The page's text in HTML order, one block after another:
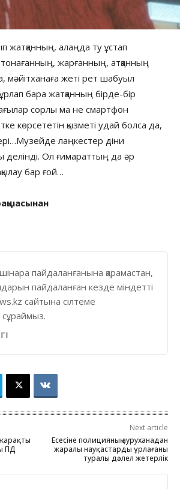
жатқанның, алаңда ту ұстап
жарғанның, атқанның
мәйітханаға жеті рет шабуыл
бара жатқанның бірде-бір
сорлы ма не смартфон
көрсететін қызметі удай болса да,
лаңкестер діни
делінді. Ол ғимараттың да әр
бар ғой…
пайдаланғанына қарамастан,
пайдаланған кезде міндетті
сайтына сілтеме
ПД
Next article
Есесіне полицияның ауруханадан
жаралы науқастарды ұрлағаны
туралы дәлел жетерлік